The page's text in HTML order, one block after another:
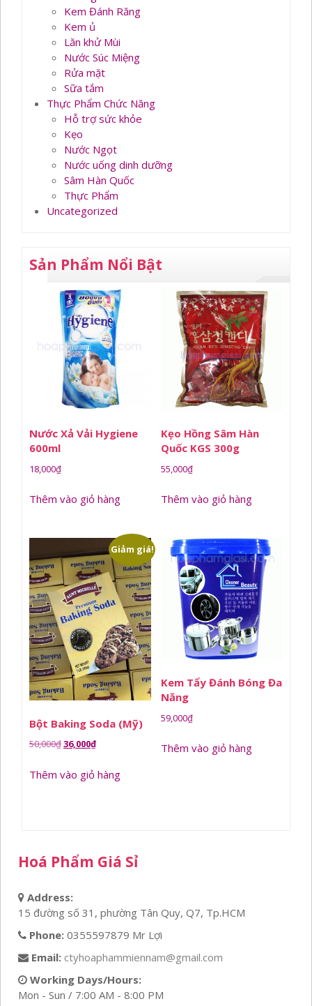
Kem Đánh Răng
Kem ủ
Lăn khử Mùi
Nước Súc Miệng
Rửa mặt
Sữa tắm
Thực Phẩm Chức Năng
Hỗ trợ sức khỏe
Kẹo
Nước Ngọt
Nước uống dinh dưỡng
Sâm Hàn Quốc
Thực Phẩm
Uncategorized
Sản Phẩm Nổi Bật
Nước Xả Vải Hygiene
600ml
18,000₫
Thêm vào giỏ hàng
Kẹo Hồng Sâm Hàn
Quốc KGS 300g
55,000₫
Thêm vào giỏ hàng
Giảm giá!
Bột Baking Soda (Mỹ)
50,000₫Giá
là:
36,000₫Giá
tại
Thêm vào giỏ hàng
Kem Tẩy Đánh Bóng Đa
Năng
59,000₫
Thêm vào giỏ hàng
Hoá Phẩm Giá Sỉ
Address:
15 đường số 31, phường Tân Quy, Q7, Tp.HCM
Phone: 0355597879 Mr Lợi
Email: ctyhoaphammiennam@gmail.com
Working Days/Hours:
Mon - Sun / 7:00 AM - 8:00 PM